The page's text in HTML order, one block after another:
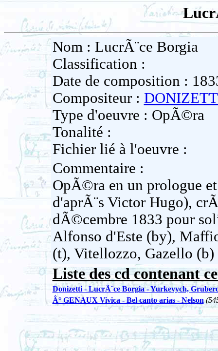
Nom : LucrÃ¨ce Borgia
Classification :
Date de composition :
Compositeur :
Type d'oeuvre : OpÃ©ra
Tonalité :
Fichier lié à l'oeuvre :
Commentaire :
OpÃ©ra en un prologue
d'aprÃ¨s Victor Hugo),
dÃ©cembre 1833 pour
Alfonso d'Este (by),
(t), Vitellozzo, Gazello
Liste des cd contenant
Donizetti - LucrÃ¨ce Borgia - Yurkevych,
Â° GENAUX Vivica - Bel canto arias - Nelson